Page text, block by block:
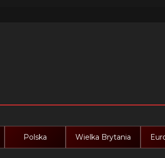
Polska Wielka Brytania